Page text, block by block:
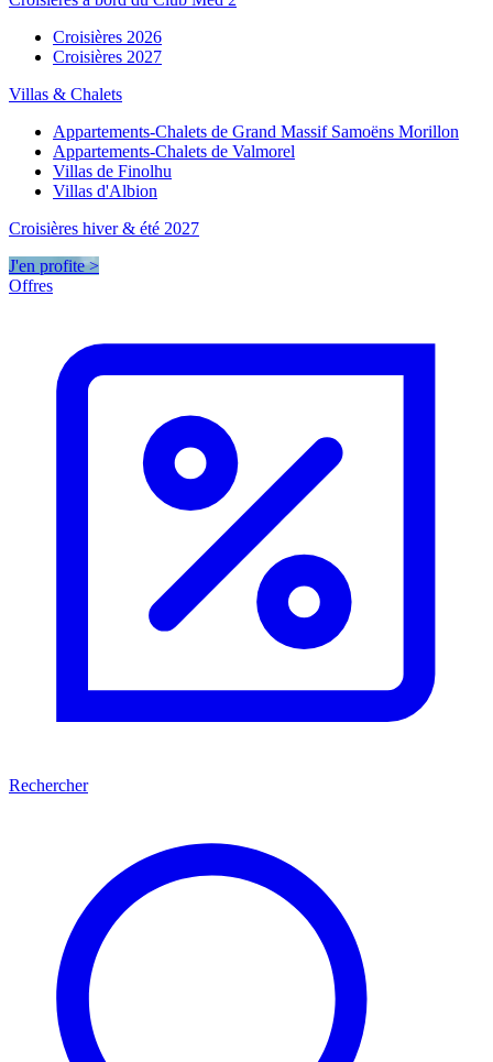
Croisières 2026
Croisières 2027
Villas & Chalets
Appartements-Chalets de Grand Massif Samoëns Morillon
Appartements-Chalets de Valmorel
Villas de Finolhu
Villas d'Albion
Croisières hiver & été 2027
J'en profite >
Offres
Rechercher